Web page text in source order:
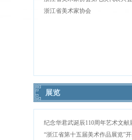
浙江省美术家协会
展览
“浙江省第十五届美术作品展览”